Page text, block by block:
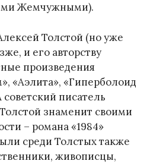
Жемчужными).
Толстой (но уже
и его авторству
произведения
«Аэлита», «Гиперболоид
писатель
знаменит своими
– романа «1984»
среди Толстых также
живописцы,